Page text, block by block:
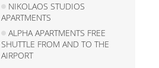
NIKOLAOS STUDIOS
APARTMENTS
ALPHA APARTMENTS FREE
SHUTTLE FROM AND TO THE
AIRPORT